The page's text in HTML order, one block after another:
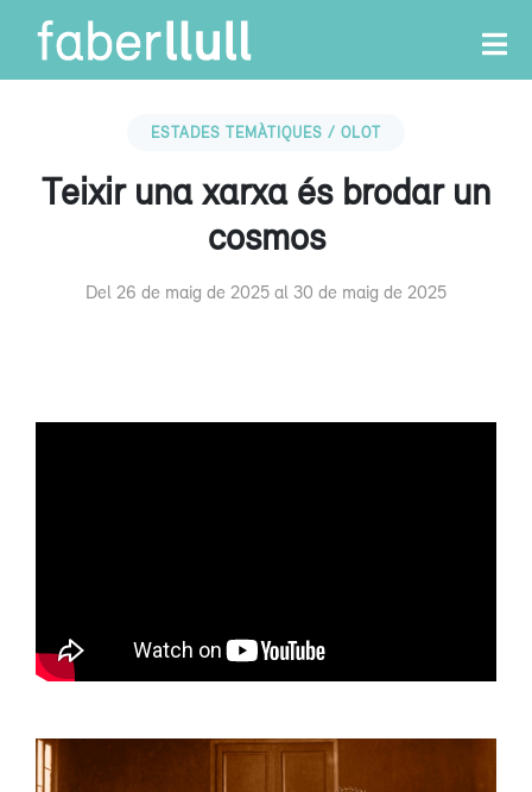
ESTADES TEMÀTIQUES / OLOT
Teixir una xarxa és brodar un
cosmos
Del 26 de maig de 2025 al 30 de maig de 2025